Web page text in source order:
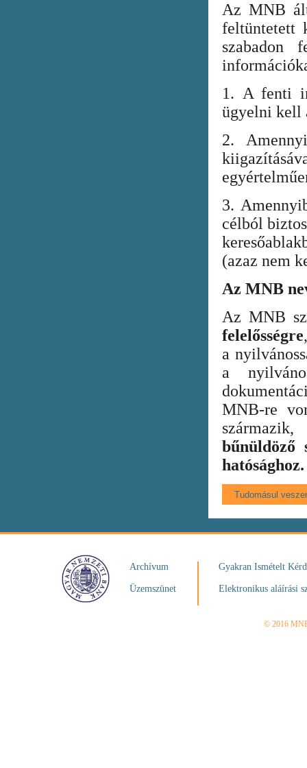
Az MNB
feltüntetett
szabadon
1. A fenti
ügyelni kell
2.
3.
célból
(azaz nem
Az MNB
Az MNB
felelősségre
a
a
MNB-re
bűnüldöző
hatósághoz.
Archívum
Üzemszünet
Gyakran Ismételt
Elektronikus aláírási
© 2016